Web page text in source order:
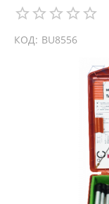
КОД: BU8556